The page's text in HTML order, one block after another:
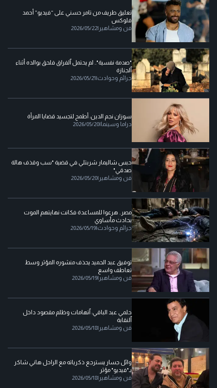
تعليق طريف من تامر حسني على “فيديو” أحمد
فلوكس
فن ومشاهير |
2026/05/22
"صدمة نفسية".. لم يحتمل ٱلفراق فلحق بوالده أثناء
ٱلجنازة
جرائم وحوادث|
2026/05/21
سوزان نجم الدين: أطمح لتجسيد قضايا المرأة
دراما وسينما |
2026/05/20
حبس شاليمار شربتلي في قضية "سب وقذف هالة
صدقي"
فن ومشاهير |
2026/05/20
مصر.. هرعوا للمساعدة فكانت نهايتهم الموت
بحادث مأساوي
جرائم وحوادث|
2026/05/19
توفيق عبد الحميد يحذف منشوره المؤثر وسط
تعاطف واسع
فن ومشاهير |
2026/05/19
حلمي عبد الباقي: ٱتهامات وظلم مقصود داخل
ٱلنقابة
فن ومشاهير |
2026/05/18
وائل جسار يسترجع ذكرياته مع الراحل هاني شاكر
بـ"فيديو" مؤثر
فن ومشاهير |
2026/05/18